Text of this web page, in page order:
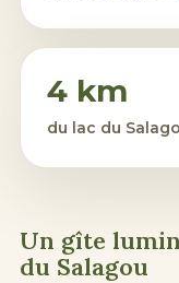
4 km
du lac du
Un gîte
du Salagou